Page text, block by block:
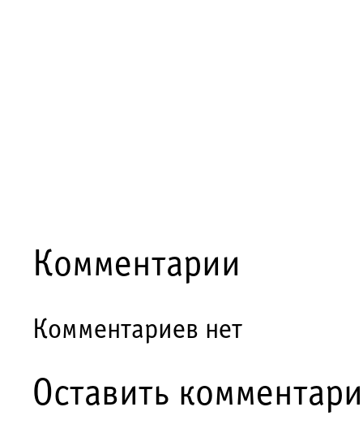
Комментарии
Комментариев нет
Оставить